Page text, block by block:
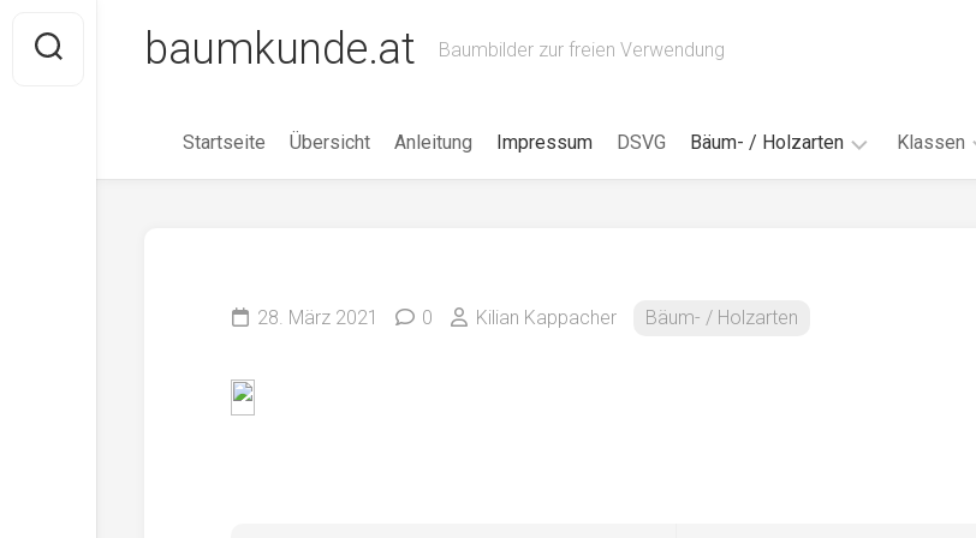
content
baumkunde.at Baumbilder zur freien Verwendung
Startseite Übersicht Anleitung Impressum DSVG Bäum- / Holzarten Klassen
28. März 2021 0 Kilian Kappacher Bäum- / Holzarten